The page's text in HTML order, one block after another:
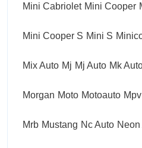
Mini Cabriolet Mini Cooper
Mini Cooper S Mini S
Mix Auto Mj Mj Auto Mk
Morgan Moto Motoauto Mpv
Mrb Mustang Nc Auto